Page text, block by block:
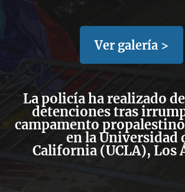
Ver galería >
La policía ha realizado
detenciones tras
campamento
en la Universidad
California (UCLA), Los